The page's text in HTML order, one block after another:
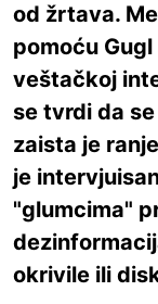
od žrtava.
pomoću
veštačkoj
se tvrdi da
zaista je
je
"glumcima"
okrivile ili